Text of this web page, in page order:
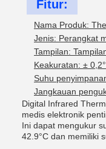
Fitur:
Nama Produk:
Jenis: Perangkat
Tampilan:
Keakuratan: ±
Suhu
Jangkauan
Digital Infrared
medis elektronik
Ini dapat mengukur
42.9°C dan memiliki